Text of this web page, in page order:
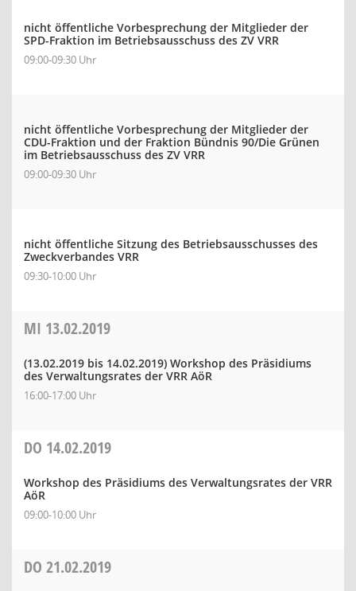
nicht öffentliche Vorbesprechung der Mitglieder der
SPD-Fraktion im Betriebsausschuss des ZV VRR
09:00-09:30 Uhr
nicht öffentliche Vorbesprechung der Mitglieder der
CDU-Fraktion und der Fraktion Bündnis 90/Die Grünen
im Betriebsausschuss des ZV VRR
09:00-09:30 Uhr
nicht öffentliche Sitzung des Betriebsausschusses des
Zweckverbandes VRR
09:30-10:00 Uhr
MI 13.02.2019
(13.02.2019 bis 14.02.2019) Workshop des Präsidiums
des Verwaltungsrates der VRR AöR
16:00-17:00 Uhr
DO 14.02.2019
Workshop des Präsidiums des Verwaltungsrates der VRR
AöR
09:00-10:00 Uhr
DO 21.02.2019